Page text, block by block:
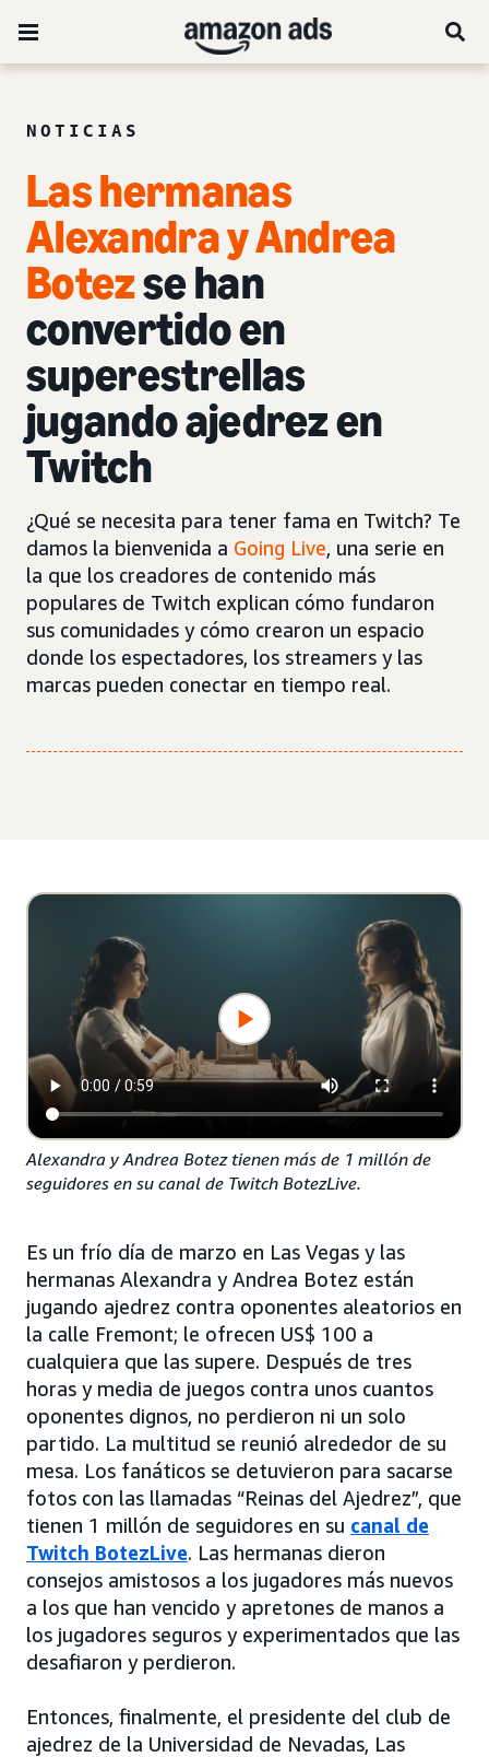
NOTICIAS
Las hermanas
Alexandra y Andrea
Botezse han
convertido en
superestrellas
jugando ajedrez en
Twitch
¿Qué se necesita para tener fama en Twitch? Te
damos la bienvenida a Going Live, una serie en
la que los creadores de contenido más
populares de Twitch explican cómo fundaron
sus comunidades y cómo crearon un espacio
donde los espectadores, los streamers y las
marcas pueden conectar en tiempo real.
Alexandra y Andrea Botez tienen más de 1 millón de
seguidores en su canal de Twitch BotezLive.
Es un frío día de marzo en Las Vegas y las
hermanas Alexandra y Andrea Botez están
jugando ajedrez contra oponentes aleatorios en
la calle Fremont; le ofrecen US$ 100 a
cualquiera que las supere. Después de tres
horas y media de juegos contra unos cuantos
oponentes dignos, no perdieron ni un solo
partido. La multitud se reunió alrededor de su
mesa. Los fanáticos se detuvieron para sacarse
fotos con las llamadas “Reinas del Ajedrez”, que
tienen 1 millón de seguidores en su canal de
Twitch BotezLive. Las hermanas dieron
consejos amistosos a los jugadores más nuevos
a los que han vencido y apretones de manos a
los jugadores seguros y experimentados que las
desafiaron y perdieron.
Entonces, finalmente, el presidente del club de
ajedrez de la Universidad de Nevadas, Las